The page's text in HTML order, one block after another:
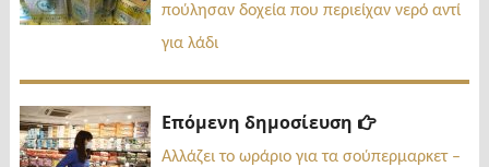
πούλησαν δοχεία που περιείχαν νερό αντί
για λάδι
Επόμενη δημοσίευση
Επόμενη
Αλλάζει το ωράριο για τα σούπερμαρκετ –